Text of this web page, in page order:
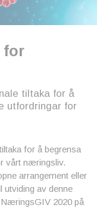
for
tiltaka for å
utfordringar for
for å begrensa
vårt næringsliv.
arrangement eller
utviding av denne
2020 på